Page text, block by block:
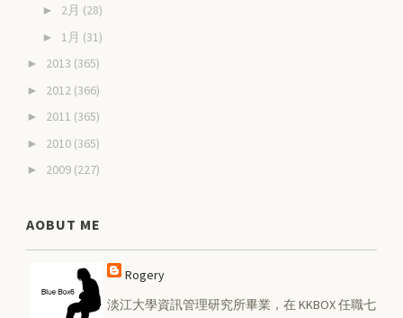
► 2月 (28)
► 1月 (31)
► 2013 (365)
► 2012 (366)
► 2011 (365)
► 2010 (365)
► 2009 (227)
AOBUT ME
Rogery
淡江大學資訊管理研究所畢業，在 KKBOX 任職七